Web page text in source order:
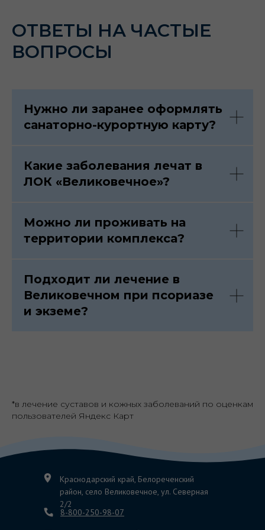
ОТВЕТЫ НА ЧАСТЫЕ
ВОПРОСЫ
Нужно ли заранее оформлять
санаторно-курортную карту?
Какие заболевания лечат в
ЛОК «Великовечное»?
Можно ли проживать на
территории комплекса?
Подходит ли лечение в
Великовечном при псориазе
и экземе?
*в лечение суставов и кожных заболеваний по оценкам
пользователей Яндекс Карт
Краснодарский край, Белореченский
район, село Великовечное, ул. Северная
2/2
8-800-250-98-07